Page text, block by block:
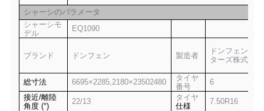
シャーシのパラメータ
シャーシモ
デル
EQ1090
ブランド ドンフェン 製造者
ドンフェンモー
ターズ株式会社
総寸法 6695×2285,2180×23502480
タイヤ
番号
6
接近/離陸
角度 (°)
22/13
タイヤ
仕様
7.50R16